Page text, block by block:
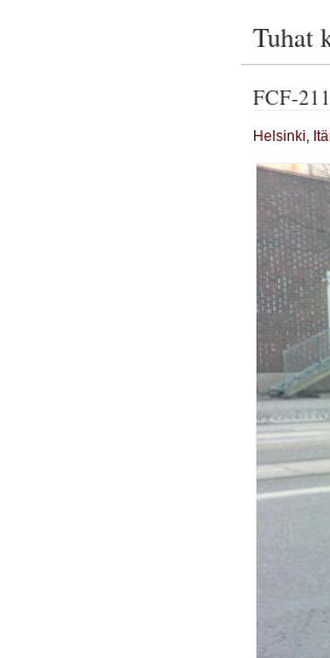
Tuhat
FCF-211
Helsinki